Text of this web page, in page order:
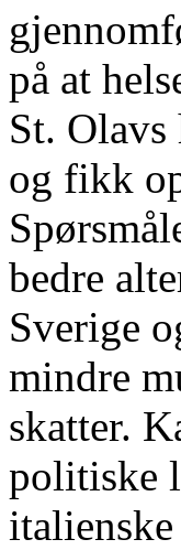
på at
St.
og fikk
bedre
Sverige
mindre
skatter.
politiske